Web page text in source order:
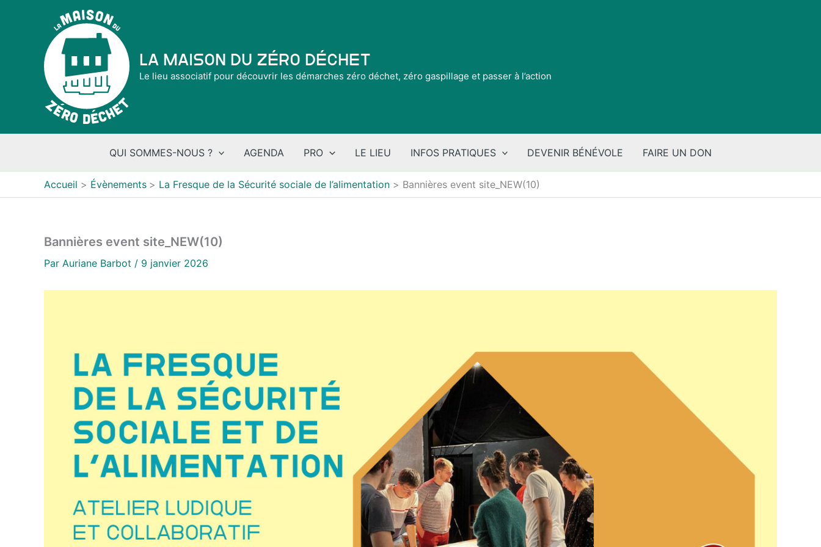
La Maison du Zéro Déchet
Le lieu associatif pour découvrir les démarches zéro déchet, zéro gaspillage et passer à l’action
QUI SOMMES-NOUS ? AGENDA PRO LE LIEU INFOS PRATIQUES DEVENIR BÉNÉVOLE FAIRE UN DON
Accueil Évènements La Fresque de la Sécurité sociale de l’alimentation Bannières event site_NEW(10)
Bannières event site_NEW(10)
Par Auriane Barbot / 9 janvier 2026